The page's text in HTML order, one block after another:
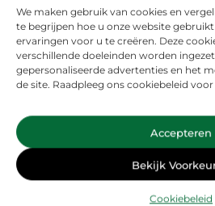
We maken gebruik van cookies en
te begrijpen hoe u onze website
ervaringen voor u te creëren. Deze
verschillende doeleinden worden
gepersonaliseerde advertenties en het
de site. Raadpleeg ons cookiebeleid
Accepteren
Bekijk
Cookiebeleid
Als je ooit hebt verlangd naar een
meteen naar de tropen transporteert,
Aanbiedingen